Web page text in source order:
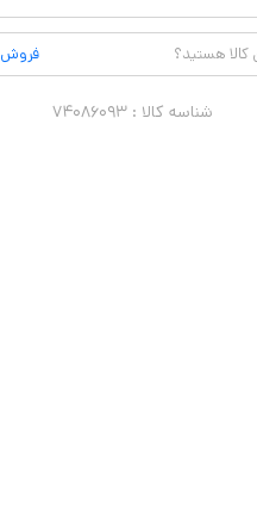
کالا هستید؟ فروش
شناسه کالا :۷۴۰۸۶۰۹۳